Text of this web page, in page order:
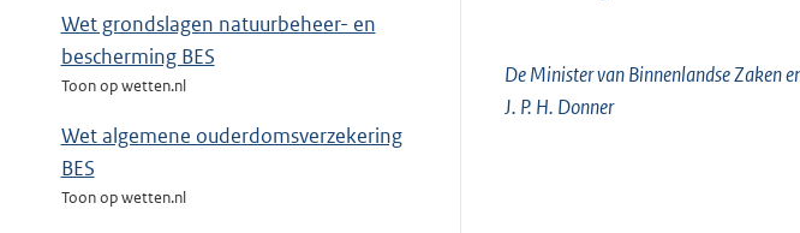
Wet grondslagen natuurbeheer- en
bescherming BES
Toon op wetten.nl
Wet algemene ouderdomsverzekering
BES
Toon op wetten.nl
De Minister van Binnenlandse Zaken
J. P. H. Donner